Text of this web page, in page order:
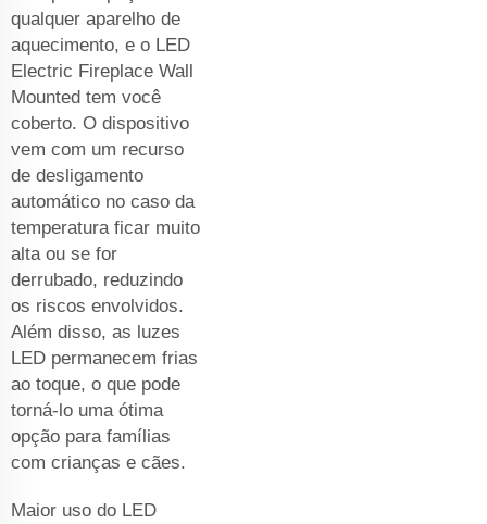
qualquer aparelho de
aquecimento, e o LED
Electric Fireplace Wall
Mounted tem você
coberto. O dispositivo
vem com um recurso
de desligamento
automático no caso da
temperatura ficar muito
alta ou se for
derrubado, reduzindo
os riscos envolvidos.
Além disso, as luzes
LED permanecem frias
ao toque, o que pode
torná-lo uma ótima
opção para famílias
com crianças e cães.
Maior uso do LED